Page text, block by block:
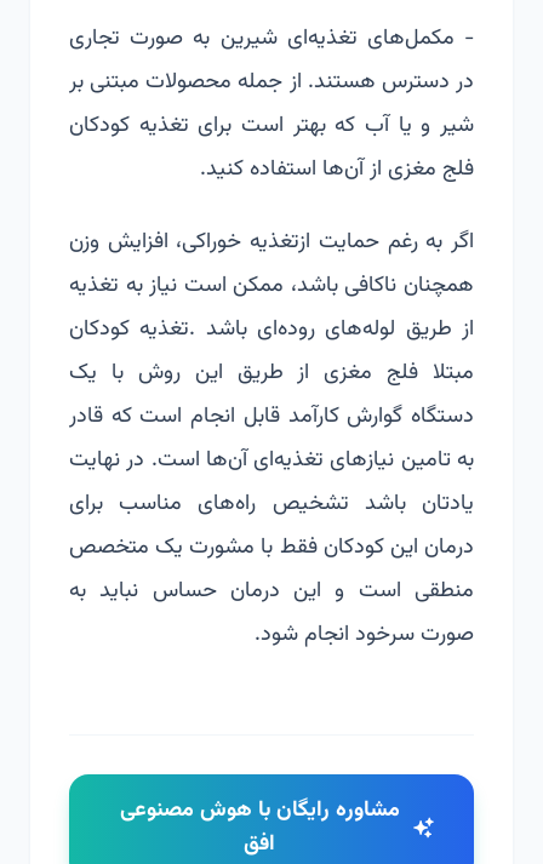
- مکمل‌های تغذیه‌ای شیرین به صورت تجاری
در دسترس هستند. از جمله محصولات مبتنی بر
شیر و یا آب که بهتر است برای تغذیه کودکان
فلج مغزی از آن‌ها استفاده کنید.
اگر به رغم حمایت ازتغذیه خوراكی، افزایش وزن
همچنان ناکافی باشد، ممکن است نیاز به تغذیه
از طریق لوله‌های روده‌ای باشد .تغذیه کودکان
مبتلا فلج مغزی از طریق این روش با یک
دستگاه گوارش کارآمد قابل انجام است که قادر
به تامین نیازهای تغذیه‌ای آن‌ها است. در نهایت
یادتان باشد تشخیص راه‌های مناسب برای
درمان این کودکان فقط با مشورت یک متخصص
منطقی است و این درمان حساس نباید به
صورت سرخود انجام شود.
مشاوره رایگان با هوش مصنوعی
افق